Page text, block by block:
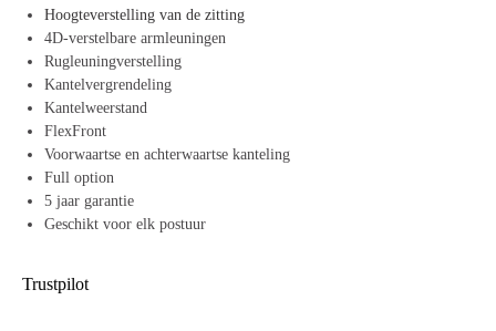
Hoogteverstelling van de zitting
4D-verstelbare armleuningen
Rugleuningverstelling
Kantelvergrendeling
Kantelweerstand
FlexFront
Voorwaartse en achterwaartse kanteling
Full option
5 jaar garantie
Geschikt voor elk postuur
Trustpilot